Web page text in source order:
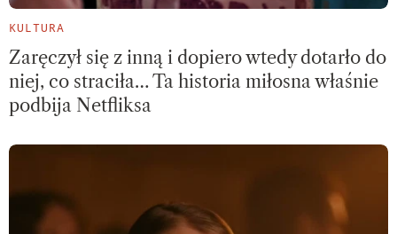
KULTURA
Zaręczył się z inną i dopiero wtedy dotarło do
niej, co straciła… Ta historia miłosna właśnie
podbija Netfliksa